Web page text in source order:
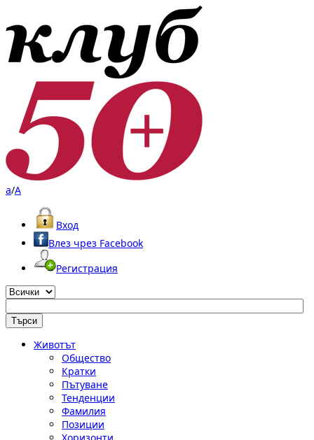
a/A
Вход
Влез чрез Facebook
Регистрация
Животът
Общество
Кратки
Пътуване
Тенденции
Фамилия
Позиции